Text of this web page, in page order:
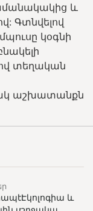
և
Գտնվելով
կօգնի
տեղական
աշխատանքն
Էկոլոգիա և